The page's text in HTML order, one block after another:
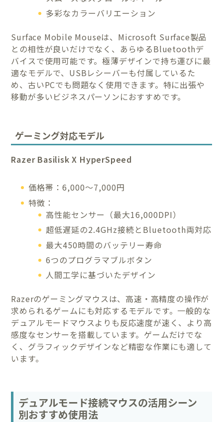
多彩なカラーバリエーション
Surface Mobile Mouseは、Microsoft Surface製品
との相性が良いだけでなく、あらゆるBluetoothデ
バイスで使用可能です。極薄デザインで持ち運びに最
適なモデルで、USBレシーバーも付属しているた
め、古いPCでも問題なく使用できます。特に出張や
移動が多いビジネスパーソンにおすすめです。
ゲーミング対応モデル
Razer Basilisk X HyperSpeed
価格帯：6,000〜7,000円
特徴：
高性能センサー（最大16,000DPI）
超低遅延の2.4GHz接続とBluetooth両対応
最大450時間のバッテリー寿命
6つのプログラマブルボタン
人間工学に基づいたデザイン
Razerのゲーミングマウスは、高速・高精度の操作が
求められるゲームにも対応するモデルです。一般的な
デュアルモードマウスよりも反応速度が速く、より高
感度なセンサーを搭載しています。ゲームだけでな
く、グラフィックデザインなど精密な作業にも適して
います。
デュアルモード接続マウスの活用シーン
別おすすめ使用法